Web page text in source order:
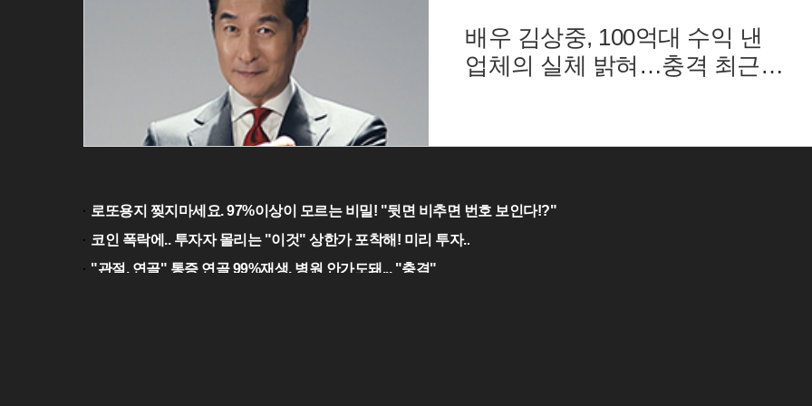
배우 김상중, 100억대 수익 낸
업체의 실체 밝혀…충격 최근
김상주씨가
로또용지 찢지마세요. 97%이상이 모르는 비밀! "뒷면 비추면 번호 보인다!?"
코인 폭락에.. 투자자 몰리는 "이것" 상한가 포착해! 미리 투자..
"관절, 연골" 통증 연골 99%재생, 병원 안가도돼... "충격"